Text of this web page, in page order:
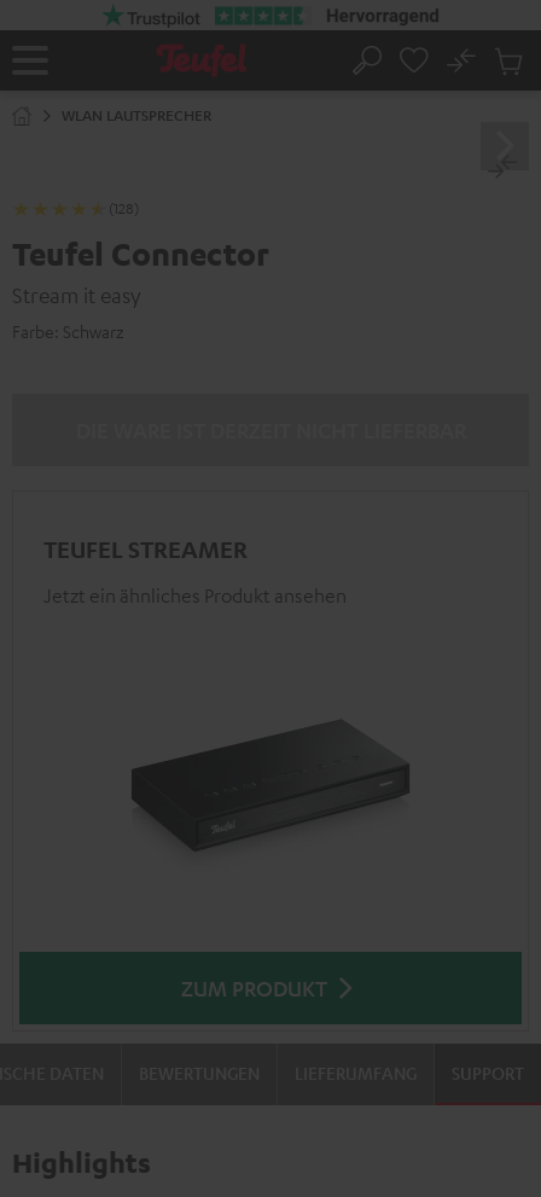
Startseite
Suche
No
WLAN LAUTSPRECHER
(128)
Teufel Connector
Stream it easy
Farbe: Schwarz
TEUFEL STREAMER
Jetzt ein ähnliches Produkt ansehen
ZUM PRODUKT
SUPPORT
Highlights